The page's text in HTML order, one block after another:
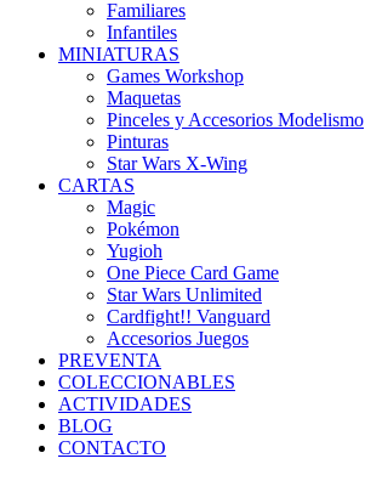
Familiares
Infantiles
MINIATURAS
Games Workshop
Maquetas
Pinceles y Accesorios Modelismo
Pinturas
Star Wars X-Wing
CARTAS
Magic
Pokémon
Yugioh
One Piece Card Game
Star Wars Unlimited
Cardfight!! Vanguard
Accesorios Juegos
PREVENTA
COLECCIONABLES
ACTIVIDADES
BLOG
CONTACTO